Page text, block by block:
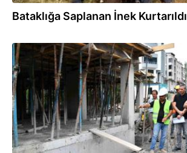
Bataklığa Saplanan İnek Kurtarıldı
03.08.2025